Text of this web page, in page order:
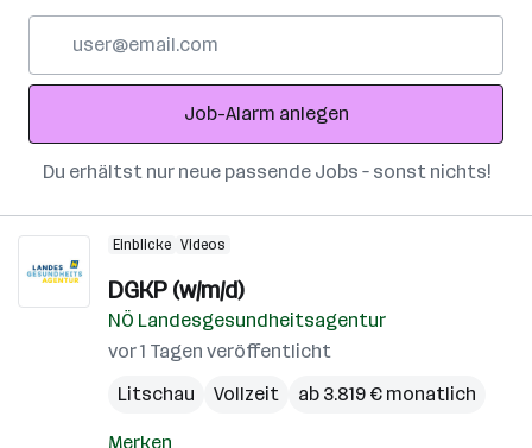
Adresse
Job-Alarm anlegen
Du erhältst nur neue passende Jobs – sonst nichts!
Einblicke Videos
DGKP (w/m/d)
NÖ Landesgesundheitsagentur
vor 1 Tagen veröffentlicht
Litschau
Vollzeit ab 3.819 € monatlich
Merken